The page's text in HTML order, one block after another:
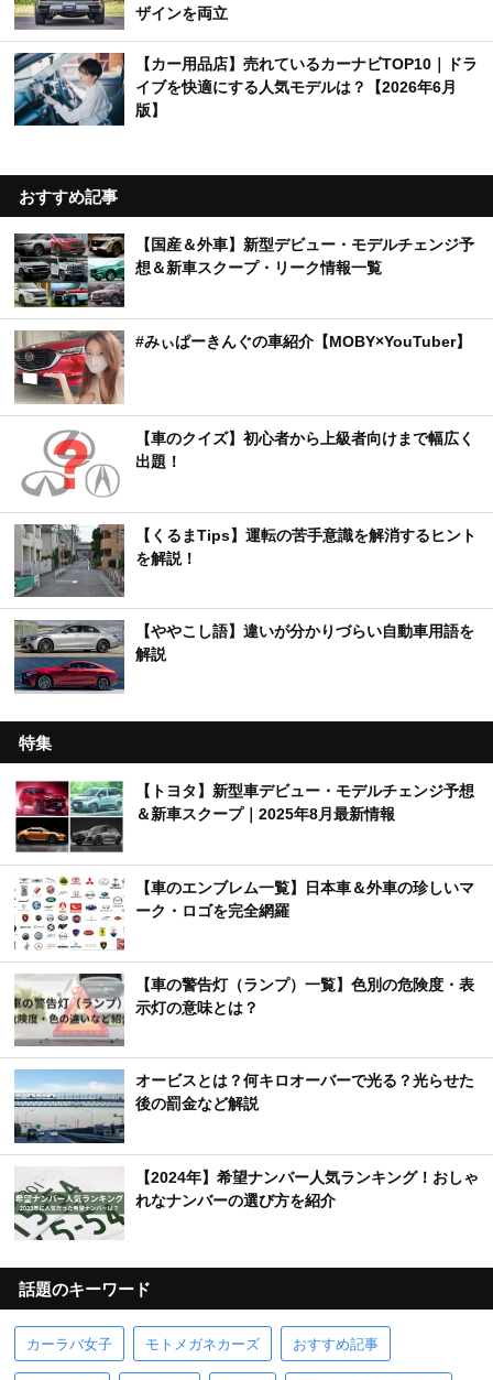
ザインを両立
【カー用品店】売れているカーナビTOP10｜ドラ
イブを快適にする人気モデルは？【2026年6月
版】
おすすめ記事
【国産＆外車】新型デビュー・モデルチェンジ予
想＆新車スクープ・リーク情報一覧
#みぃぱーきんぐの車紹介【MOBY×YouTuber】
【車のクイズ】初心者から上級者向けまで幅広く
出題！
【くるまTips】運転の苦手意識を解消するヒント
を解説！
【ややこし語】違いが分かりづらい自動車用語を
解説
特集
【トヨタ】新型車デビュー・モデルチェンジ予想
＆新車スクープ｜2025年8月最新情報
【車のエンブレム一覧】日本車＆外車の珍しいマ
ーク・ロゴを完全網羅
【車の警告灯（ランプ）一覧】色別の危険度・表
示灯の意味とは？
オービスとは？何キロオーバーで光る？光らせた
後の罰金など解説
【2024年】希望ナンバー人気ランキング！おしゃ
れなナンバーの選び方を紹介
話題のキーワード
カーラバ女子 モトメガネカーズ おすすめ記事